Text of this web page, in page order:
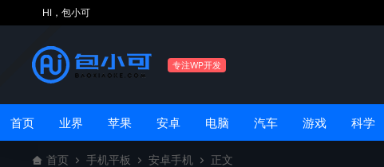
HI，包小可
专注WP开发
首页 业界 苹果 安卓 电脑 汽车 游戏 科学
首页 手机平板 安卓手机 正文